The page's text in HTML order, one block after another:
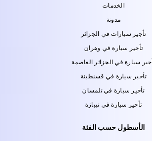
الخدمات
مدونة
تأجير سيارات في الجزائر
تأجير سيارة في وهران
سيارة في الجزائر العاصمة
تأجير سيارة في قسنطينة
تأجير سيارة في تلمسان
تأجير سيارة في تيبازة
الأسطول حسب الفئة